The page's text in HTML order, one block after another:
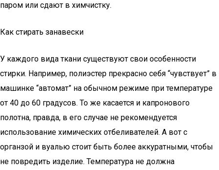
паром или сдают в химчистку.
Как стирать занавески
У каждого вида ткани существуют свои особенности
стирки. Например, полиэстер прекрасно себя “чувствует” в
машинке “автомат” на обычном режиме при температуре
от 40 до 60 градусов. То же касается и капронового
полотна, правда, в его случае не рекомендуется
использование химических отбеливателей. А вот с
органзой и вуалью стоит быть более аккуратными, чтобы
не повредить изделие. Температура не должна